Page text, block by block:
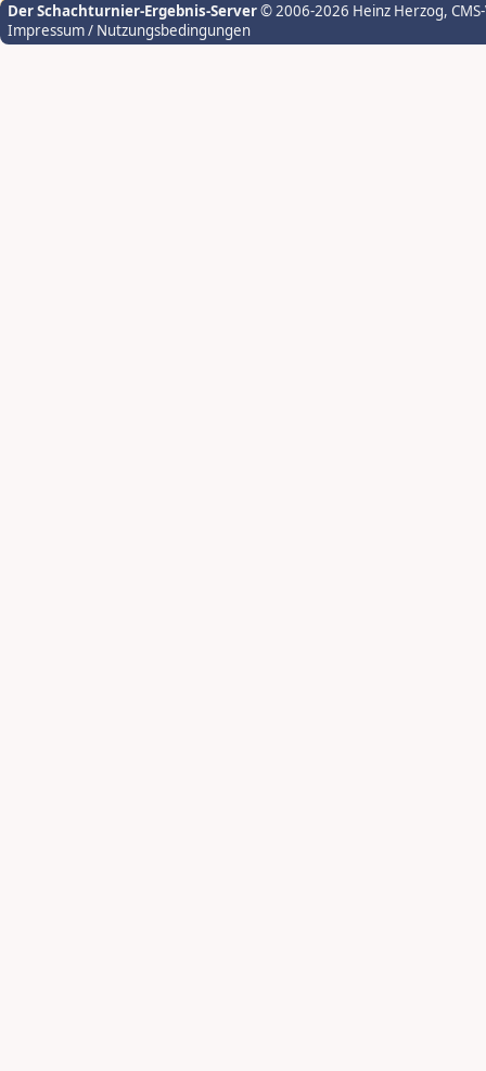
Der Schachturnier-Ergebnis-Server© 2006-2026 Heinz Herzog,
Impressum / Nutzungsbedingungen